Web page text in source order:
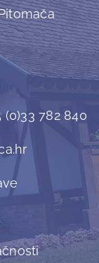
(0)33 782 840